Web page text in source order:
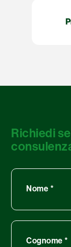
Richiedi
Nome *
Cognome*